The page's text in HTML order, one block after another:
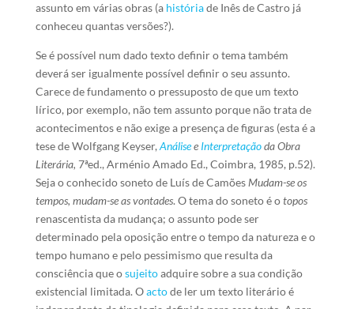
assunto em várias obras (a históriade Inês de Castro já
conheceu quantas versões?).
Se é possível num dado texto definir o tema também
deverá ser igualmente possível definir o seu assunto.
Carece de fundamento o pressuposto de que um texto
lírico, por exemplo, não tem assunto porque não trata de
acontecimentos e não exige a presença de figuras (esta é a
tese de Wolfgang Keyser, Análisee Interpretaçãoda Obra
Literária, 7ªed., Arménio Amado Ed., Coimbra, 1985, p.52).
Seja o conhecido soneto de Luís de Camões Mudam-se os
tempos, mudam-se as vontades. O tema do soneto é otopos
renascentista da mudança; o assunto pode ser
determinado pela oposição entre o tempo da natureza e o
tempo humano e pelo pessimismo que resulta da
consciência que osujeitoadquire sobre a sua condição
existencial limitada. Oactode ler um texto literário é